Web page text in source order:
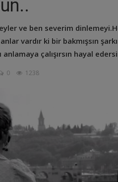
ve ben severim
vardır ki bir bakmışsın
anlamaya çalışırsın hayal
0 1238